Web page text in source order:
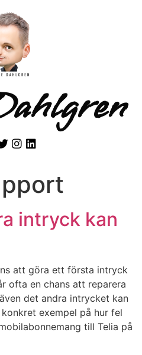
intryck kan
att göra ett första intryck
ofta en chans att reparera
det andra intrycket kan
exempel på hur fel
till Telia på